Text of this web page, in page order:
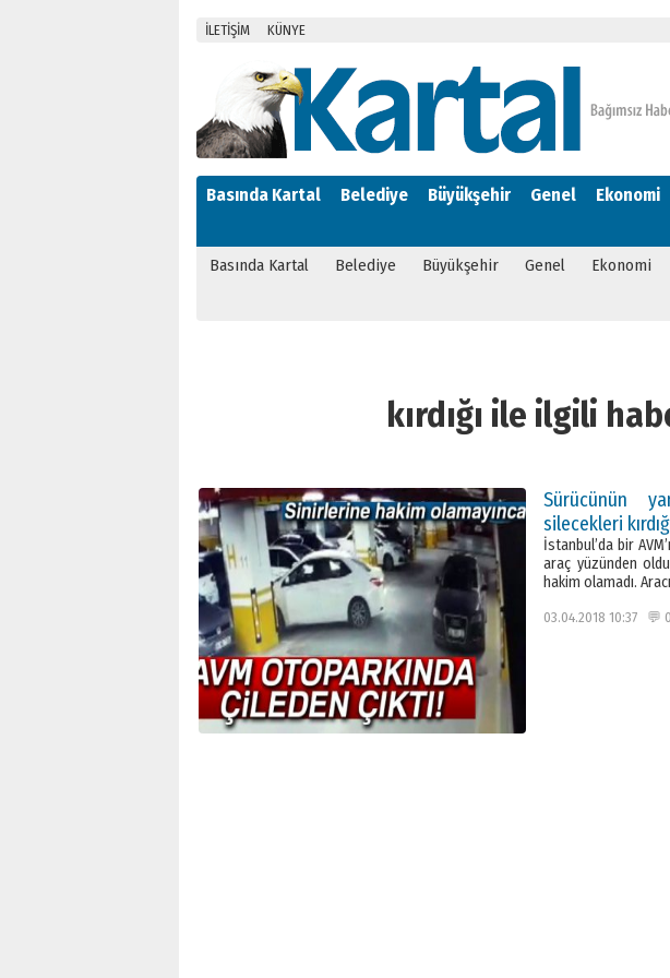
İLETİŞİM KÜNYE
Basında Kartal Belediye Büyükşehir Genel Ekonomi
Basında Kartal Belediye Büyükşehir Genel Ekonomi
kırdığı ile ilgili
Sürücünün
silecekleri
İstanbul’da bir
araç yüzünden
hakim olamadı.
03.04.2018 10:37 💬